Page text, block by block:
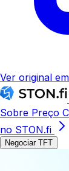
Ver original
Sobre Preço
no STON.fi
Negociar TFT